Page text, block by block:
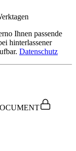
Ihnen passende
hinterlassener
Datenschutz